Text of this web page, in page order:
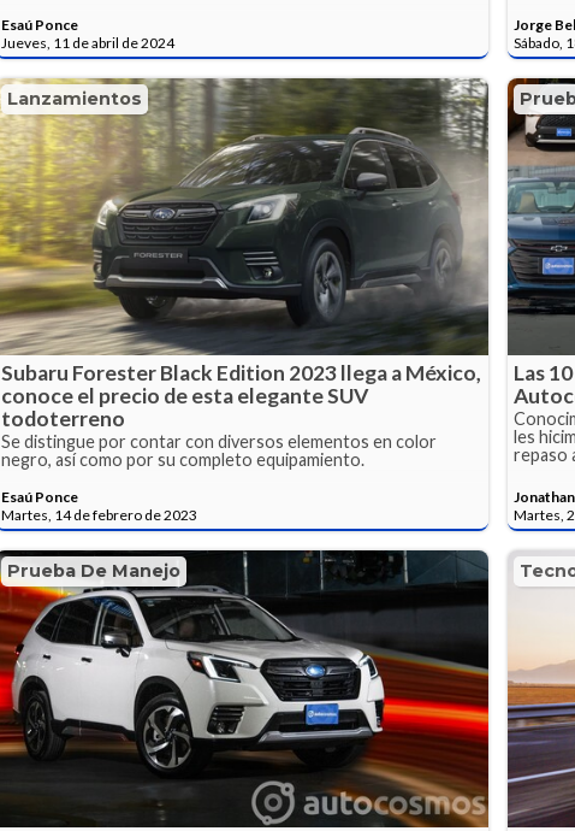
Esaú Ponce
Jueves, 11 de abril de 2024
Jorge
Sábado,
Lanzamientos
Subaru Forester Black Edition 2023 llega a México,
conoce el precio de esta elegante SUV
todoterreno
Se distingue por contar con diversos elementos en color
negro, así como por su completo equipamiento.
Esaú Ponce
Martes, 14 de febrero de 2023
Las
les
repaso
Martes,
Prueba De Manejo